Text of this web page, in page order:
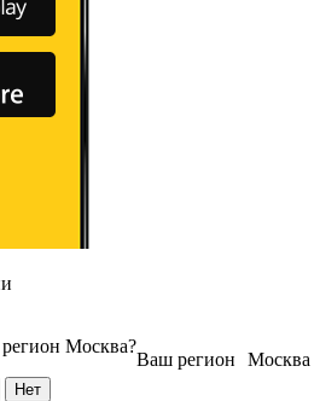
Москва
Ваш регион
Москва?